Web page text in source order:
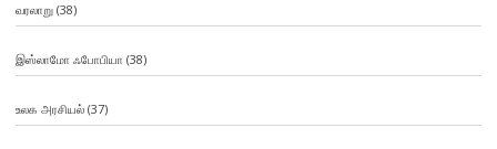
வரலாறு(38)
இஸ்லாமோ ஃபோபியா (38)
உலக அரசியல்(37)